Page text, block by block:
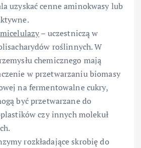
uzyskać cenne aminokwasy lub
– uczestniczą w
roślinnych. W
chemicznego mają
w przetwarzaniu biomasy
na fermentowalne cukry,
być przetwarzane do
czy innych molekuł
rozkładające skrobię do